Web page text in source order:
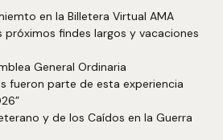
en la Billetera Virtual AMA
próximos findes largos y vacaciones
General Ordinaria
fueron parte de esta experiencia
y de los Caídos en la Guerra